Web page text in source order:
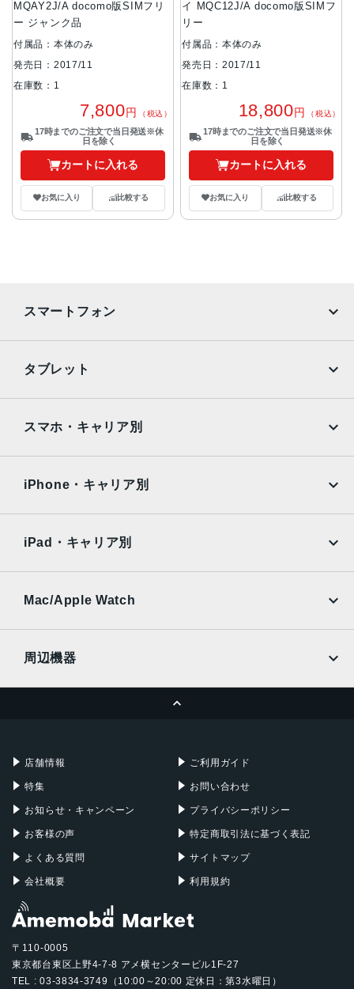
MQAY2J/A docomo版SIMフリ
ー ジャンク品
付属品：本体のみ
発売日：2017/11
在庫数：1
7,800円 （税込）
17時までのご注文で当日発送※休
日を除く
カートに入れる
お気に入り 比較する
イ MQC12J/A docomo版SIMフ
リー
付属品：本体のみ
発売日：2017/11
在庫数：1
18,800円 （税込）
17時までのご注文で当日発送※休
日を除く
カートに入れる
お気に入り 比較する
スマートフォン
AQUOS
OPPO Android
タブレット
Surface
Xiaomi Tablet
スマホ・キャリア別
Ymobile
UQmobile
iPhone・キャリア別
Ymobile
UQmobile
iPad・キャリア別
Mac/Apple Watch
周辺機器
店舗情報
特集
お知らせ・キャンペーン
お客様の声
よくある質問
会社概要
ご利用ガイド
お問い合わせ
プライバシーポリシー
特定商取引法に基づく表記
サイトマップ
利用規約
〒110-0005
東京都台東区上野4-7-8 アメ横センタービル1F-27
TEL : 03-3834-3749（10:00～20:00 定休日：第3水曜日）